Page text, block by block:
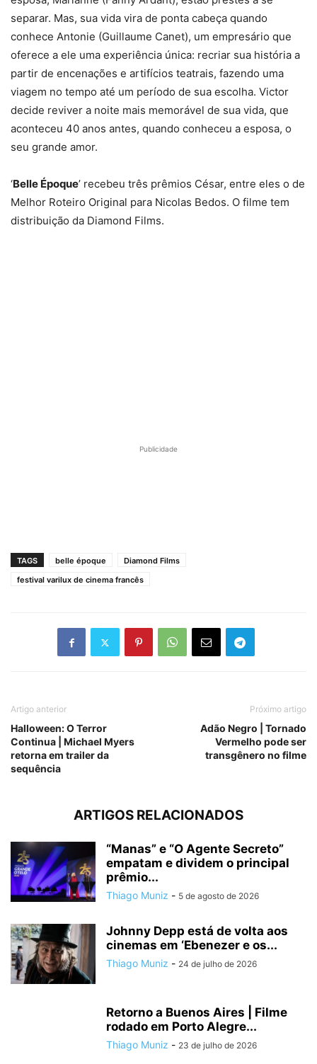
separar. Mas, sua vida vira de ponta cabeça quando
conhece Antonie (Guillaume Canet), um empresário que
oferece a ele uma experiência única: recriar sua história a
partir de encenações e artifícios teatrais, fazendo uma
viagem no tempo até um período de sua escolha. Victor
decide reviver a noite mais memorável de sua vida, que
aconteceu 40 anos antes, quando conheceu a esposa, o
seu grande amor.
‘Belle Époque’ recebeu três prêmios César, entre eles o de
Melhor Roteiro Original para Nicolas Bedos. O filme tem
distribuição da Diamond Films.
Publicidade
TAGS belle époque
Diamond Films
festival varilux de cinema francês
Artigo anterior
Halloween: O Terror
Continua | Michael Myers
retorna em trailer da
sequência
Próximo artigo
Adão Negro | Tornado
Vermelho pode ser
transgênero no filme
ARTIGOS RELACIONADOS
“Manas” e “O Agente Secreto”
empatam e dividem o principal
prêmio...
Thiago Muniz - 5 de agosto de 2026
Johnny Depp está de volta aos
cinemas em ‘Ebenezer e os...
Thiago Muniz - 24 de julho de 2026
Retorno a Buenos Aires | Filme
rodado em Porto Alegre...
Thiago Muniz - 23 de julho de 2026